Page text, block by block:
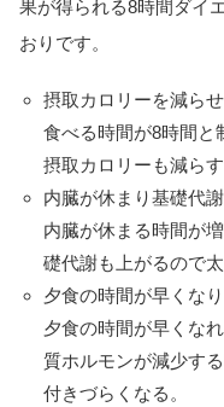
果が得られる8時間ダイ
おりです。
摂取カロリーを減ら
食べる時間が8時間と
摂取カロリーも減らす
内臓が休まり基礎代
内臓が休まる時間が
礎代謝も上がるので
夕食の時間が早くな
夕食の時間が早くな
質ホルモンが減少す
付きづらくなる。